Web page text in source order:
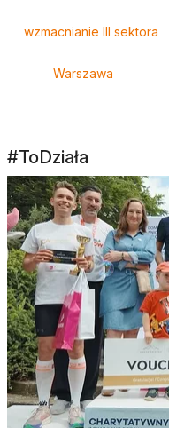
wzmacnianie III sektora
Warszawa
#ToDziała